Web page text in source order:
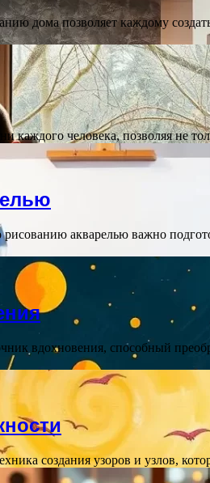
дома позволяет каждому
человека, позволяя не
акварелью важно
вдохновения, способный
создания узоров и узлов,